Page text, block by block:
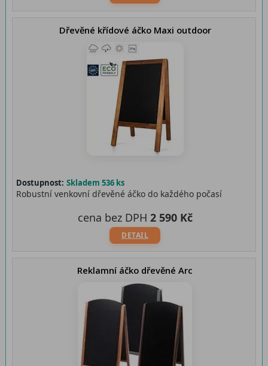
Dřevěné křídové áčko Maxi outdoor
Dostupnost: Skladem 536 ks
Robustní venkovní dřevěné áčko do každého počasí
DETAIL
cena bez DPH 2 590 Kč
Reklamní áčko dřevěné Arc